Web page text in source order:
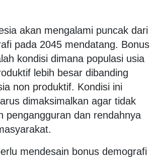
akan mengalami puncak dari
pada 2045 mendatang. Bonus
kondisi dimana populasi usia
lebih besar dibanding
non produktif. Kondisi ini
dimaksimalkan agar tidak
pengangguran dan rendahnya
mendesain bonus demografi